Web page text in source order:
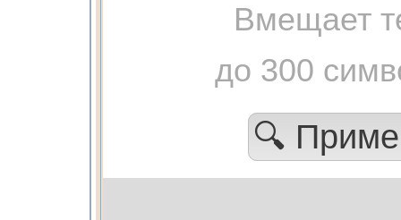
Вмещает
до 300
🔍